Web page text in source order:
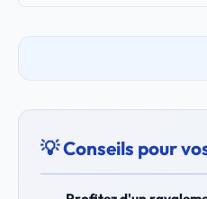
💡 Conseils pour